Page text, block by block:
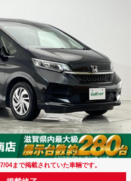
04まで掲載されていた車輛です。